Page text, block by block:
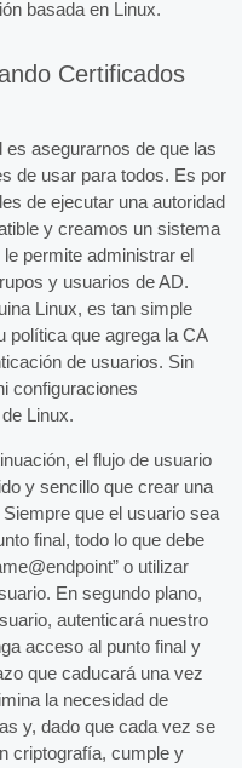
basada en Linux.
Certificados
asegurarnos de que las
de usar para todos. Es por
de ejecutar una autoridad
y creamos un sistema
permite administrar el
y usuarios de AD.
Linux, es tan simple
política que agrega la CA
de usuarios. Sin
configuraciones
Linux.
el flujo de usuario
y sencillo que crear una
que el usuario sea
final, todo lo que debe
o utilizar
En segundo plano,
autenticará nuestro
acceso al punto final y
que caducará una vez
la necesidad de
y, dado que cada vez se
criptografía, cumple y